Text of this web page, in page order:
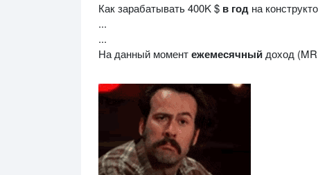
Как зарабатывать 400K $ в год на
...
...
На данный моментежемесячныйдоход